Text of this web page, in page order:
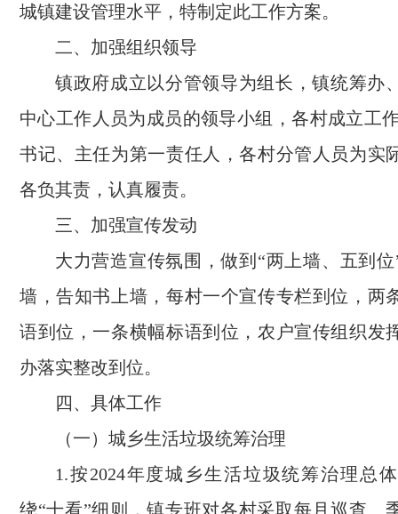
城镇建设管理水平，特制定此工作方案。
二、加强组织领导
镇政府成立以分管领导为组长，镇统筹办
中心工作人员为成员的领导小组，各村成立工
书记、主任为第一责任人，各村分管人员为实
各负其责，认真履责。
三、加强宣传发动
大力营造宣传氛围，做到“两上墙、五到
墙，告知书上墙，每村一个宣传专栏到位，两
语到位，一条横幅标语到位，农户宣传组织发
办落实整改到位。
四、具体工作
（一）城乡生活垃圾统筹治理
1.按2024年度城乡生活垃圾统筹治理总
绕“十看”细则，镇专班对各村采取每月巡查、